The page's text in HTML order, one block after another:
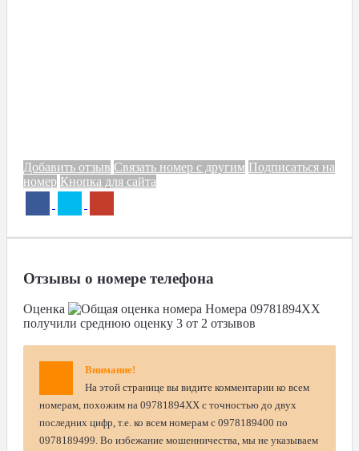
Добавить отзыв Связать номер с другим Подписаться на
номер Кнопка для сайта
Отзывы о номере телефона
Оценка Номера 09781894XX
получили среднюю оценку 3 от 2 отзывов
Внимание!
На этой странице вы видите комментарии ко всем
номерам, похожим на 09781894XX с точностью до двух
последних цифр, т.е. ко всем номерам с 0978189400 по
0978189499. Во избежание мошенничества, мы не указываем